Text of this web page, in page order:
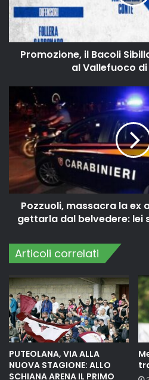
Promozione, il Bacoli
al Vallefuoco
Pozzuoli, massacra la ex
gettarla dal belvedere: lei
Articoli correlati
PUTEOLANA, VIA ALLA
NUOVA STAGIONE: ALLO
SCHIANA ARENA IL PRIMO